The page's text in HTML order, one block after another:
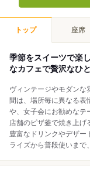
トップ 座席
季節をスイーツで楽
なカフェで贅沢なひと
ヴィンテージやモダンな
間は、場所毎に異なる表
や、女子会にお勧めなテ
店舗のピザ釜で焼き上げ
豊富なドリンクやデザー
ライズから普段使いまで